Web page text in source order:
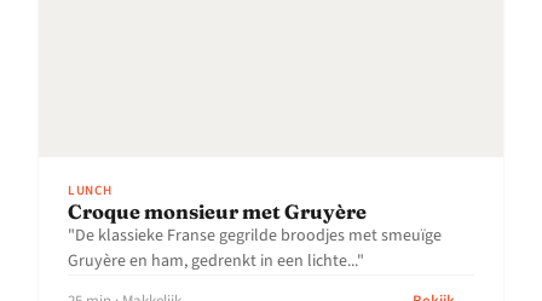
LUNCH
Croque monsieur met Gruyère
"De klassieke Franse gegrilde broodjes met smeuïge
Gruyère en ham, gedrenkt in een lichte..."